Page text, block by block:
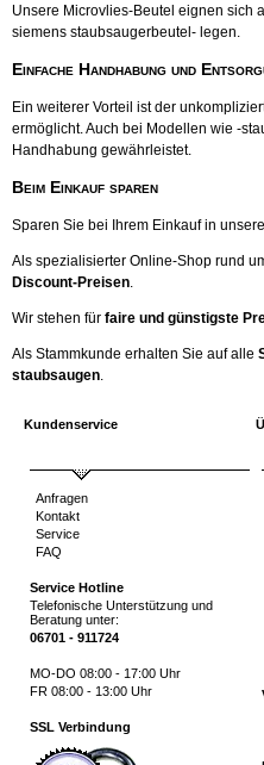
Unsere Microvlies-Beutel eignen sich
siemens staubsaugerbeutel- legen.
Einfache Handhabung und
Ein weiterer Vorteil ist der
ermöglicht. Auch bei Modellen wie -
Handhabung gewährleistet.
Beim Einkauf sparen
Sparen Sie bei Ihrem Einkauf in
Als spezialisierter Online-Shop rund
Discount-Preisen.
Wir stehen für faire und günstigste
Als Stammkunde erhalten Sie auf alle
staubsaugen.
Kundenservice
Anfragen
Kontakt
Service
FAQ
Service Hotline
Telefonische Unterstützung und
Beratung unter:
06701 - 911724
MO-DO 08:00 - 17:00 Uhr
FR 08:00 - 13:00 Uhr
SSL Verbindung